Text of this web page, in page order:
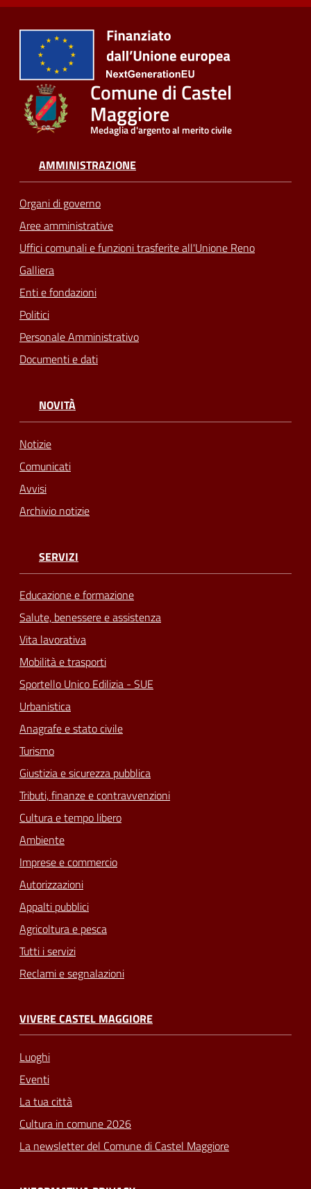
Comune di Castel
Maggiore
Medaglia d'argento al merito civile
AMMINISTRAZIONE
Organi di governo
Aree amministrative
Uffici comunali e funzioni trasferite all'Unione Reno
Galliera
Enti e fondazioni
Politici
Personale Amministrativo
Documenti e dati
NOVITÀ
Notizie
Comunicati
Avvisi
Archivio notizie
SERVIZI
Educazione e formazione
Salute, benessere e assistenza
Vita lavorativa
Mobilità e trasporti
Sportello Unico Edilizia - SUE
Urbanistica
Anagrafe e stato civile
Turismo
Giustizia e sicurezza pubblica
Tributi, finanze e contravvenzioni
Cultura e tempo libero
Ambiente
Imprese e commercio
Autorizzazioni
Appalti pubblici
Agricoltura e pesca
Tutti i servizi
Reclami e segnalazioni
VIVERE CASTEL MAGGIORE
Luoghi
Eventi
La tua città
Cultura in comune 2026
La newsletter del Comune di Castel Maggiore